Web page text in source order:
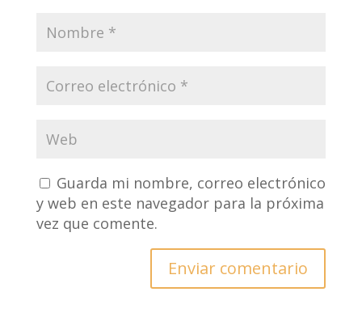
Guarda mi nombre, correo electrónico
y web en este navegador para la próxima
vez que comente.